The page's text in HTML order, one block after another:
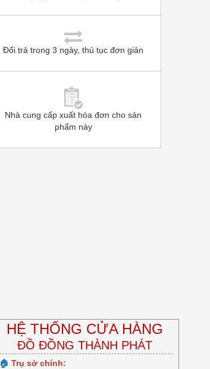
Đổi trả trong 3 ngày, thủ tục đơn giản
Nhà cung cấp xuất hóa đơn cho sản
phẩm này
HỆ THỐNG CỬA HÀNG
ĐỒ ĐỒNG THÀNH PHÁT
🏠Trụ sở chính: